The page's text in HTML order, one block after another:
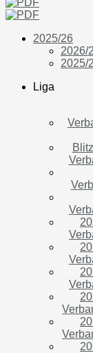
2025/26
2026/
2025/
Liga